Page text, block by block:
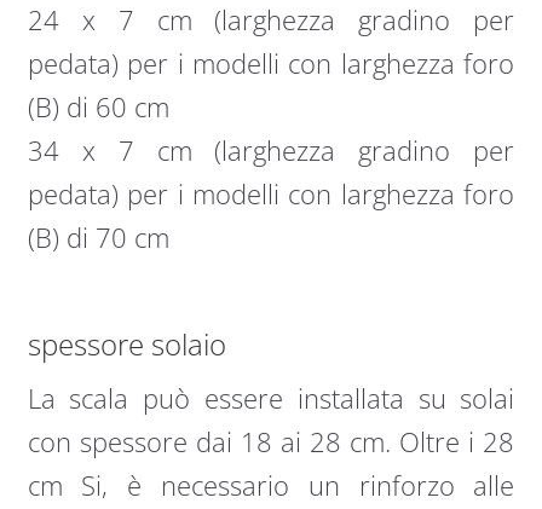
24 x 7 cm (larghezza gradino per
pedata) per i modelli con larghezza foro
(B) di 60 cm
34 x 7 cm (larghezza gradino per
pedata) per i modelli con larghezza foro
(B) di 70 cm
spessore solaio
La scala può essere installata su solai
con spessore dai 18 ai 28 cm. Oltre i 28
cm Si, è necessario un rinforzo alle